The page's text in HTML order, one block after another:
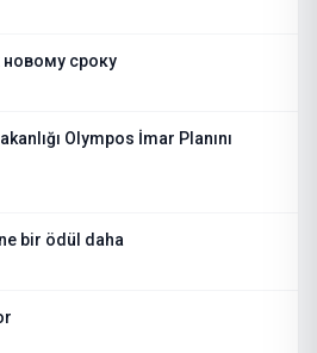
новому сроку
Olympos İmar Planını
bir ödül daha